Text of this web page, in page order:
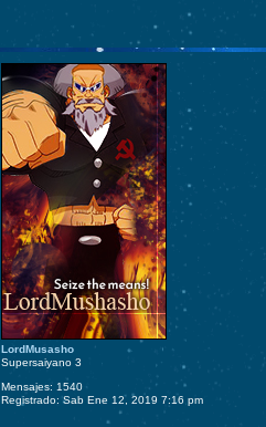
LordMusasho
Supersaiyano 3
Mensajes: 1540
Registrado: Sab Ene 12, 2019 7:16 pm